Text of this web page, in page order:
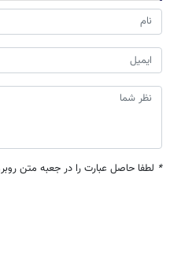
* لطفا حاصل عبارت را در جعبه متن